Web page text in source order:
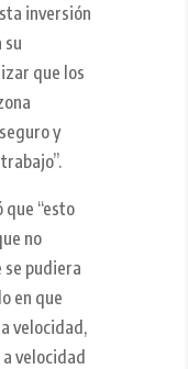
inversión
que los
y
que “esto
no
se pudiera
en que
velocidad,
velocidad